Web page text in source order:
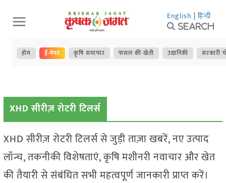
Skip
to
content
English | हिन्दी
Search
होम ई-पेपर कृषि समाचार फसल की खेती उद्यानिकी सरकारी
XHD सीरीज़ रोटरी टिलर्स
XHD सीरीज़ रोटरी टिलर्स से जुड़ी ताज़ा खबरें, नए उत्पाद
लॉन्च, तकनीकी विशेषताएं, कृषि मशीनरी नवाचार और खेत
की तैयारी से संबंधित सभी महत्वपूर्ण जानकारी प्राप्त करें।